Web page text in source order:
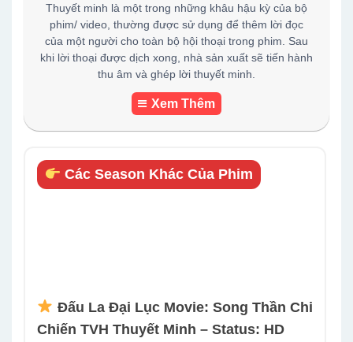
Thuyết minh là một trong những khâu hậu kỳ của bộ
phim/ video, thường được sử dụng để thêm lời đọc
của một người cho toàn bộ hội thoại trong phim. Sau
khi lời thoại được dịch xong, nhà sản xuất sẽ tiến hành
thu âm và ghép lời thuyết minh.
Xem Thêm
Các Season Khác Của Phim
Đấu La Đại Lục Movie: Song Thần Chi
Chiến TVH Thuyết Minh – Status: HD